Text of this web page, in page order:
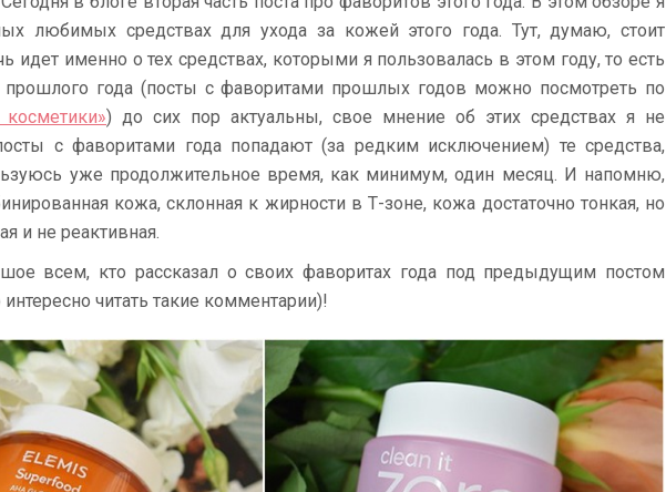
любимых средствах для ухода за кожей этого года. Тут, думаю, стоит
идет именно о тех средствах, которыми я пользовалась в этом году, то есть
года (посты с фаворитами прошлых годов можно посмотреть по
косметики») до сих пор актуальны, свое мнение об этих средствах я не
с фаворитами года попадают (за редким исключением) те средства,
уже продолжительное время, как минимум, один месяц. И напомню,
кожа, склонная к жирности в Т-зоне, кожа достаточно тонкая, но
и не реактивная.
всем, кто рассказал о своих фаворитах года под предыдущим постом
читать такие комментарии)!